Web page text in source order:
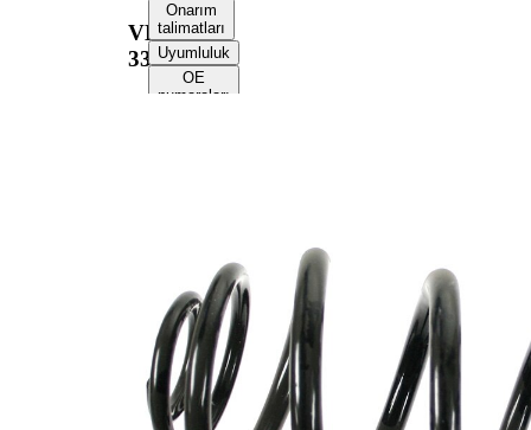
VKDL
33448
Onarım
talimatları
Uyumluluk
OE
numaraları
mm
Ağırlık
2,40
kg
Yay
şekli
Mini
blok
Dış çap
145
mm